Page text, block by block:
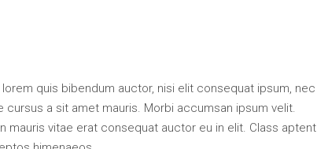
quis bibendum auctor, nisi elit consequat ipsum, nec
a sit amet mauris. Morbi accumsan ipsum velit.
mauris vitae erat consequat auctor eu in elit. Class aptent